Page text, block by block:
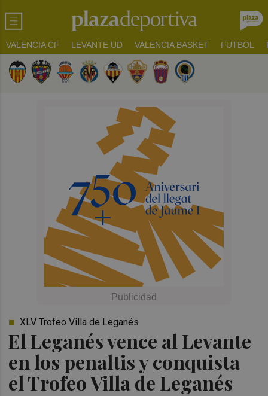
VALENCIA CF LEVANTE UD VALENCIA BASKET FUTBOL
El Leganés vence al Levante
en los penaltis y conquista
el Trofeo Villa de Leganés
XLV Trofeo Villa de Leganés